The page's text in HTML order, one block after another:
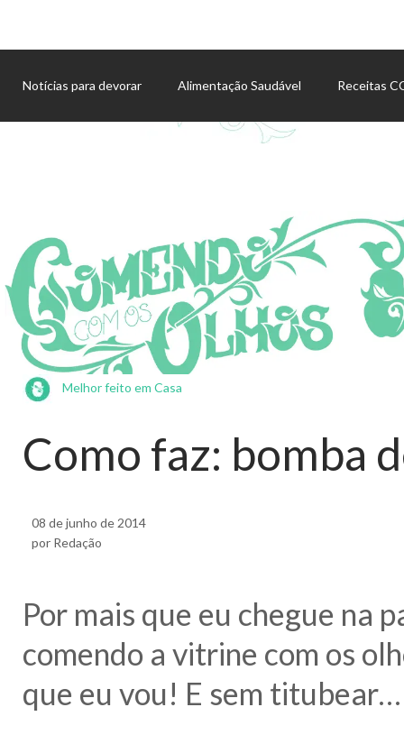
Notícias para devorar Alimentação Saudável Receitas
Melhor feito em Casa
Como faz: bomba
08 de junho de 2014
por Redação
Por mais que eu chegue na
comendo a vitrine com os
que eu vou! E sem